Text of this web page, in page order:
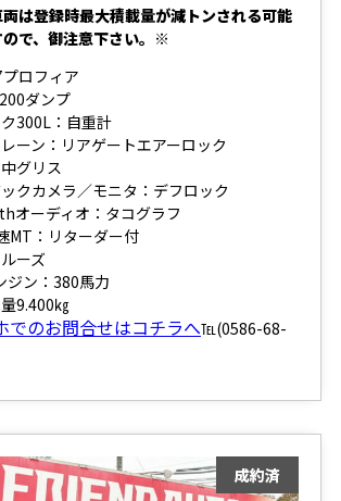
は登録時最大積載量が減トンされる可能
で、御注意下さい。※
ロフィア
ダンプ
300L：自重計
ーン：リアゲートエアーロック
グリス
クカメラ／モニタ：デフロック
オーディオ：タコグラフ
MT：リターダー付
ーズ
ジン：380馬力
9.400㎏
のお問合せはコチラへ℡(0586-68-